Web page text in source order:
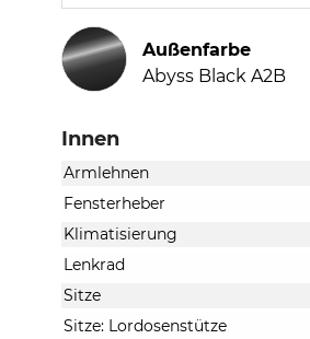
Außenfarbe
Abyss Black A2B
Innen
Armlehnen
Fensterheber
Klimatisierung
Lenkrad
Sitze
Sitze: Lordosenstütze